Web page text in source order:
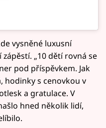
vysněné luxusní
„10 dětí rovná se
pod příspěvkem. Jak
hodinky s cenovkou v
a gratulace. V
hned několik lidí,